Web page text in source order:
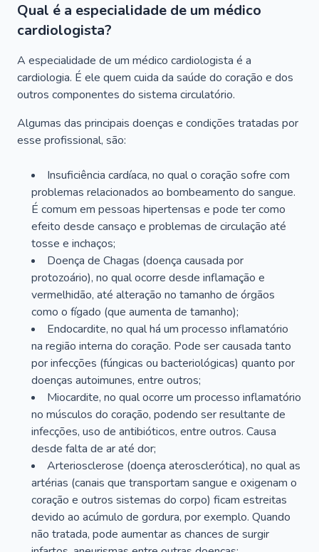
Qual é a especialidade de um médico
cardiologista?
A especialidade de um médico cardiologista é a
cardiologia. É ele quem cuida da saúde do coração e dos
outros componentes do sistema circulatório.
Algumas das principais doenças e condições tratadas por
esse profissional, são:
Insuficiência cardíaca, no qual o coração sofre com
problemas relacionados ao bombeamento do sangue.
É comum em pessoas hipertensas e pode ter como
efeito desde cansaço e problemas de circulação até
tosse e inchaços;
Doença de Chagas (doença causada por
protozoário), no qual ocorre desde inflamação e
vermelhidão, até alteração no tamanho de órgãos
como o fígado (que aumenta de tamanho);
Endocardite, no qual há um processo inflamatório
na região interna do coração. Pode ser causada tanto
por infecções (fúngicas ou bacteriológicas) quanto por
doenças autoimunes, entre outros;
Miocardite, no qual ocorre um processo inflamatório
no músculos do coração, podendo ser resultante de
infecções, uso de antibióticos, entre outros. Causa
desde falta de ar até dor;
Arteriosclerose (doença aterosclerótica), no qual as
artérias (canais que transportam sangue e oxigenam o
coração e outros sistemas do corpo) ficam estreitas
devido ao acúmulo de gordura, por exemplo. Quando
não tratada, pode aumentar as chances de surgir